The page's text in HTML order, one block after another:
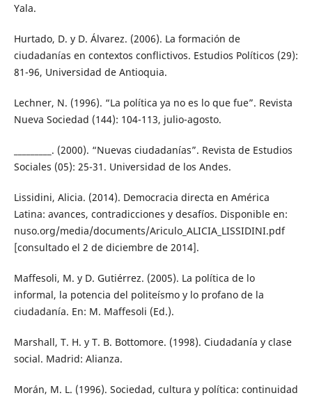
Yala.
Hurtado, D. y D. Álvarez. (2006). La formación de
ciudadanías en contextos conflictivos. Estudios Políticos (29):
81-96, Universidad de Antioquia.
Lechner, N. (1996). “La política ya no es lo que fue”. Revista
Nueva Sociedad (144): 104-113, julio-agosto.
_________. (2000). “Nuevas ciudadanías”. Revista de Estudios
Sociales (05): 25-31. Universidad de los Andes.
Lissidini, Alicia. (2014). Democracia directa en América
Latina: avances, contradicciones y desafíos. Disponible en:
nuso.org/media/documents/Ariculo_ALICIA_LISSIDINI.pdf
[consultado el 2 de diciembre de 2014].
Maffesoli, M. y D. Gutiérrez. (2005). La política de lo
informal, la potencia del politeísmo y lo profano de la
ciudadanía. En: M. Maffesoli (Ed.).
Marshall, T. H. y T. B. Bottomore. (1998). Ciudadanía y clase
social. Madrid: Alianza.
Morán, M. L. (1996). Sociedad, cultura y política: continuidad